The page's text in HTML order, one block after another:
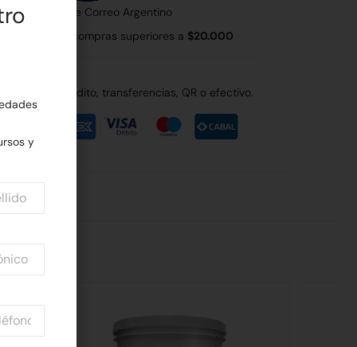
a través de Correo Argentino
Rodríguez en compras superiores a $20.000
de débito, crédito, transferencias, QR o efectivo.
y